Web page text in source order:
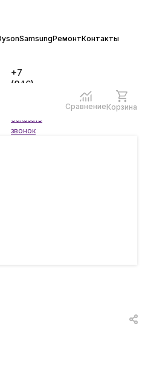
SamsungРемонтКонтакты
+7
(846)
Заказать
звонок
СравнениеКорзина